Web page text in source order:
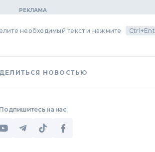
необходимый текст и нажмите
НОВОСТЬЮ
на нас